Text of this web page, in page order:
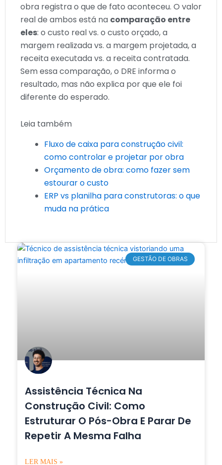
obra registra o que de fato aconteceu. O valor
real de ambos está na comparação entre
eles: o custo real vs. o custo orçado, a
margem realizada vs. a margem projetada, a
receita executada vs. a receita contratada.
Sem essa comparação, o DRE informa o
resultado, mas não explica por que ele foi
diferente do esperado.
Leia também
Fluxo de caixa para construção civil:
como controlar e projetar por obra
Orçamento de obra: como fazer sem
estourar o custo
ERP vs planilha para construtoras: o que
muda na prática
GESTÃO DE OBRAS
Assistência Técnica Na
Construção Civil: Como
Estruturar O Pós-Obra E Parar De
Repetir A Mesma Falha
LER MAIS »